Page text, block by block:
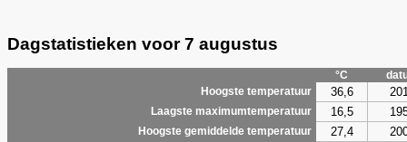
Dagstatistieken voor 7 augustus
°C
Hoogste temperatuur
36,6
Laagste maximumtemperatuur 16,5
Hoogste gemiddelde temperatuur 27,4